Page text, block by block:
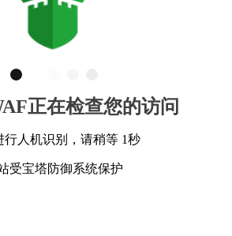
正在检查您的访问
行人机识别，请稍等 1秒
受宝塔防御系统保护